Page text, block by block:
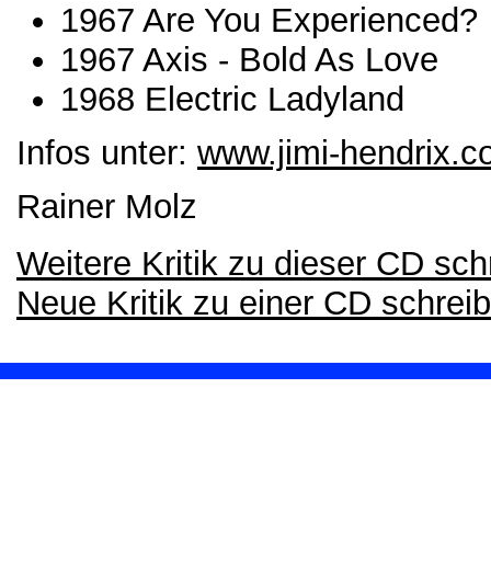
1967 Are You Experienced?
1967 Axis - Bold As Love
1968 Electric Ladyland
Infos unter: www.jimi-
Rainer Molz
Weitere Kritik zu dieser CD
Neue Kritik zu einer CD